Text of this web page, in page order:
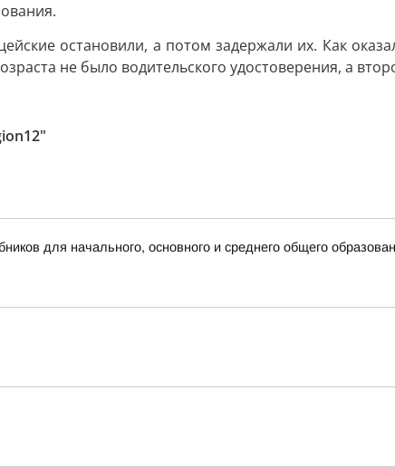
остановили, а потом задержали их. Как
не было водительского удостоверения, а
для начального, основного и среднего общего